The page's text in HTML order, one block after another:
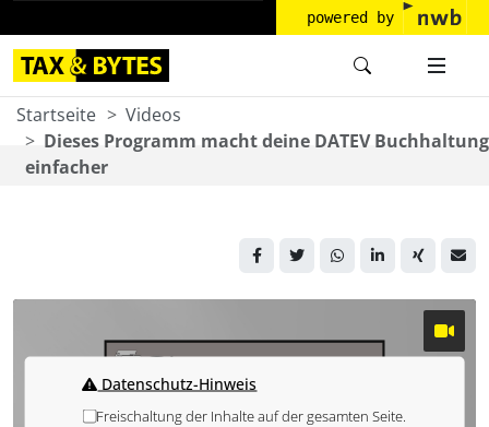
powered by
Startseite
Videos
Dieses Programm macht deine DATEV Buchhaltung
einfacher
Datenschutz-Hinweis
Freischaltung der Inhalte auf der gesamten Seite.